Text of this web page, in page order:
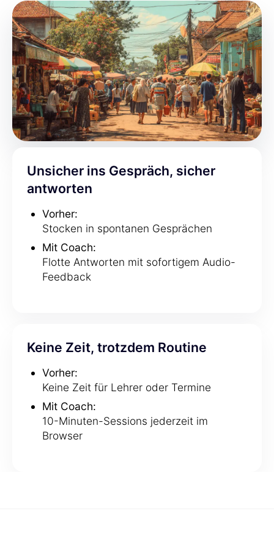
Unsicher ins Gespräch, sicher
antworten
Vorher:
Stocken in spontanen Gesprächen
Mit Coach:
Flotte Antworten mit sofortigem Audio-
Feedback
Keine Zeit, trotzdem Routine
Vorher:
Keine Zeit für Lehrer oder Termine
Mit Coach:
10-Minuten-Sessions jederzeit im
Browser